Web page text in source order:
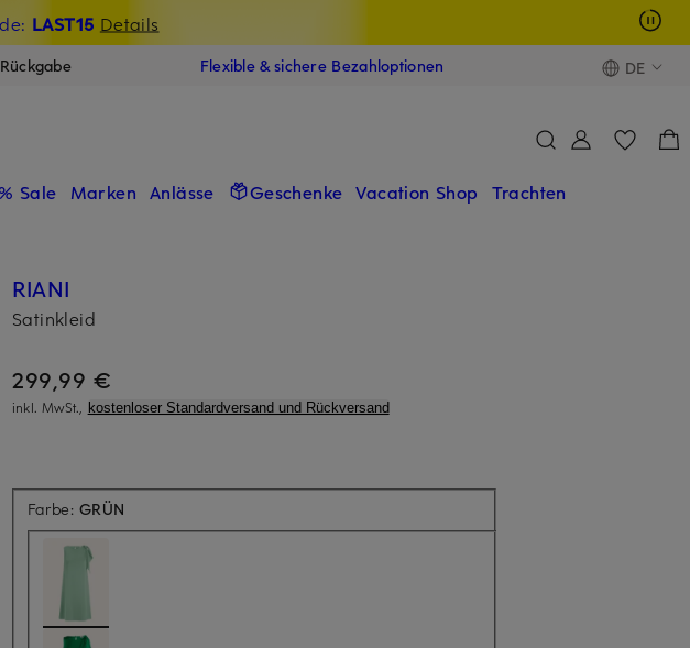
LAST15 Details
sichern
Flexible & sichere Bezahloptionen DE
% Sale Marken Anlässe Geschenke Vacation Shop Trachten
RIANI
Satinkleid
299,99 €
inkl. MwSt., kostenloser Standardversand und Rückversand
Farbe:GRÜN